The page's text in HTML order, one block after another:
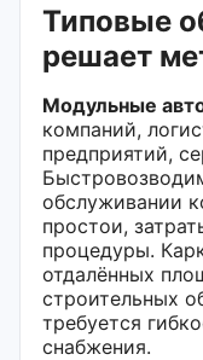
Типовые
решает
Модульные
компаний,
предприятий,
обслуживании
простои,
процедуры.
отдалённых
строительных
требуется
снабжения.